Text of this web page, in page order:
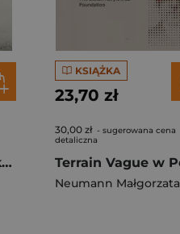
Gorzka chwała Polska i jej los 1918-1939
KSIĄŻKA
23,70 zł
30,00 zł - sugerowana cena
detaliczna
Neumann Małgorzata